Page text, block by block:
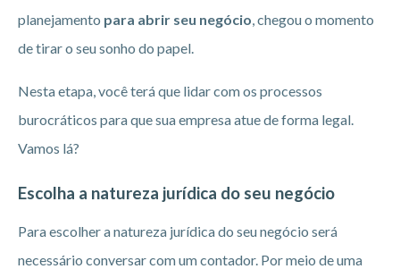
planejamento para abrir seu negócio, chegou o momento
de tirar o seu sonho do papel.
Nesta etapa, você terá que lidar com os processos
burocráticos para que sua empresa atue de forma legal.
Vamos lá?
Escolha a natureza jurídica do seu negócio
Para escolher a natureza jurídica do seu negócio será
necessário conversar com um contador. Por meio de uma